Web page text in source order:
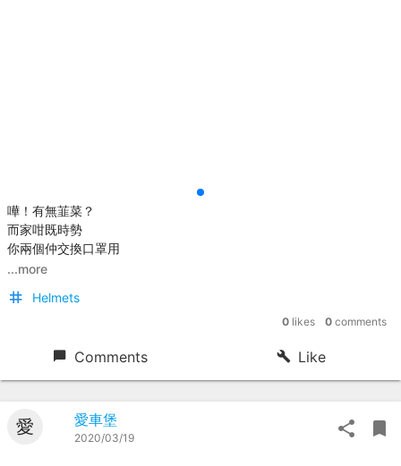
嘩！有無韮菜？
而家咁既時勢
你兩個仲交換口罩用
...more
Helmets
0 likes 0 comments
Comments Like
愛 愛車堡
2020/03/19